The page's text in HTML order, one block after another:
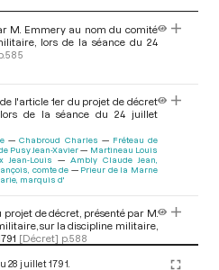
M. Emmery au nom du comité
lors de la séance du 24
l'article 1er du projet de décret
de la séance du 24 juillet
Chabroud Charles
Fréteau de
Pusy Jean-Xavier
Martineau Louis
Jean-Louis
Ambly Claude Jean,
comte de
Prieur de la Marne
marquis d'
projet de décret, présenté par M.
sur la discipline militaire,
[Décret] p.588
28 juillet 1791.